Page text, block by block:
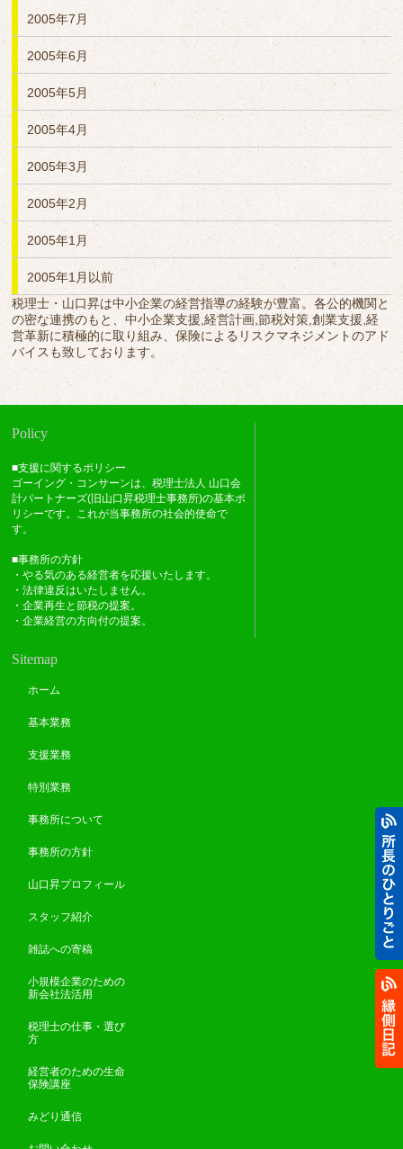
2005年7月
2005年6月
2005年5月
2005年4月
2005年3月
2005年2月
2005年1月
2005年1月以前
税理士・山口昇は中小企業の経営指導の経験が豊富。各公的機関と
の密な連携のもと、中小企業支援,経営計画,節税対策,創業支援,経
営革新に積極的に取り組み、保険によるリスクマネジメントのアド
バイスも致しております。
Policy
■支援に関するポリシー
ゴーイング・コンサーンは、税理士法人 山口会
計パートナーズ(旧山口昇税理士事務所)の基本ポ
リシーです。これが当事務所の社会的使命で
す。
■事務所の方針
・やる気のある経営者を応援いたします。
・法律違反はいたしません。
・企業再生と節税の提案。
・企業経営の方向付の提案。
Sitemap
ホーム
基本業務
支援業務
特別業務
事務所について
事務所の方針
山口昇プロフィール
スタッフ紹介
雑誌への寄稿
小規模企業のための
新会社法活用
税理士の仕事・選び
方
経営者のための生命
保険講座
みどり通信